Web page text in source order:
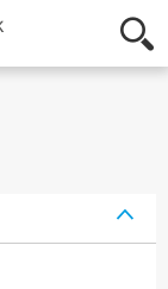
Hochschule
Osnabrück
-